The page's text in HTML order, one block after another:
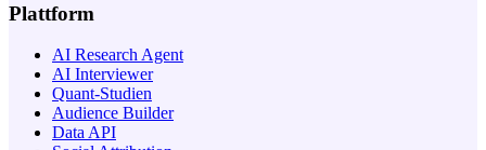
Plattform
AI Research Agent
AI Interviewer
Quant-Studien
Audience Builder
Data API